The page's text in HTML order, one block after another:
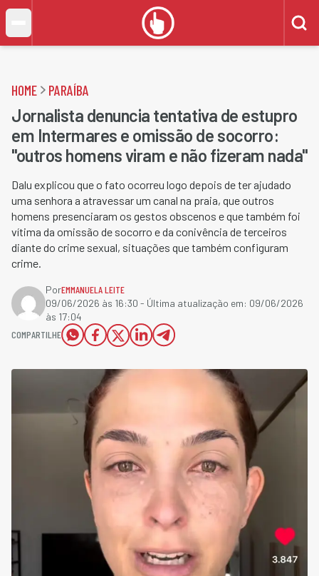
HOME PARAÍBA
Jornalista denuncia tentativa de estupro
em Intermares e omissão de socorro:
"outros homens viram e não fizeram nada"
Dalu explicou que o fato ocorreu logo depois de ter ajudado
uma senhora a atravessar um canal na praia, que outros
homens presenciaram os gestos obscenos e que também foi
vítima da omissão de socorro e da conivência de terceiros
diante do crime sexual, situações que também configuram
crime.
PorEMMANUELA LEITE
09/06/2026 às 16:30 - Última atualização em: 09/06/2026
às 17:04
COMPARTILHE